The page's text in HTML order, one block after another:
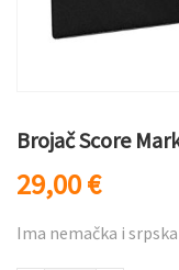
Brojač Score
29,00€
Ima nemačka i